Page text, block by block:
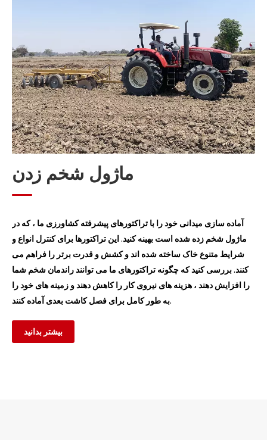
ماژول برداشت
ماژول پردازش دانه پس از برداشت
ماژول پردازش نی
ماژول شخم زدن
آماده سازی میدانی خود را با تراکتورهای پیشرفته کشاورزی ما ، که در
ماژول شخم زده شده است بهینه کنید. این تراکتورها برای کنترل انواع و
شرایط متنوع خاک ساخته شده اند و کشش و قدرت برتر را فراهم می
کنند. بررسی کنید که چگونه تراکتورهای ما می توانند راندمان شخم شما
را افزایش دهند ، هزینه های نیروی کار را کاهش دهند و زمینه های خود را
به طور کامل برای فصل کاشت بعدی آماده کنند.
بیشتر بدانید